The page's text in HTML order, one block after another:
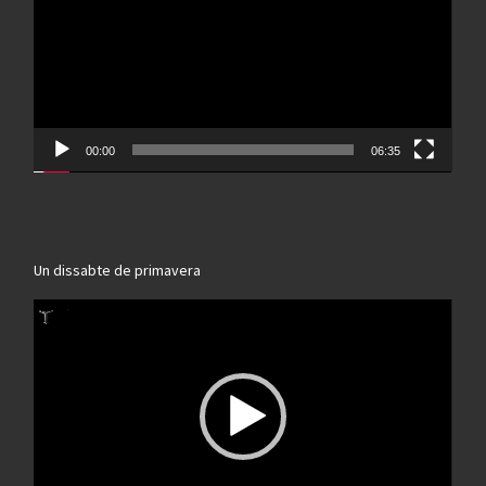
00:00 06:35
Un dissabte de primavera
Reproductor
de